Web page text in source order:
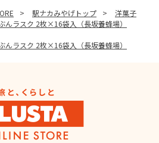
> 駅ナカみやげトップ >
洋菓子
ラスク 2枚×16袋入（長坂養蜂場）
ラスク 2枚×16袋入（長坂養蜂場）